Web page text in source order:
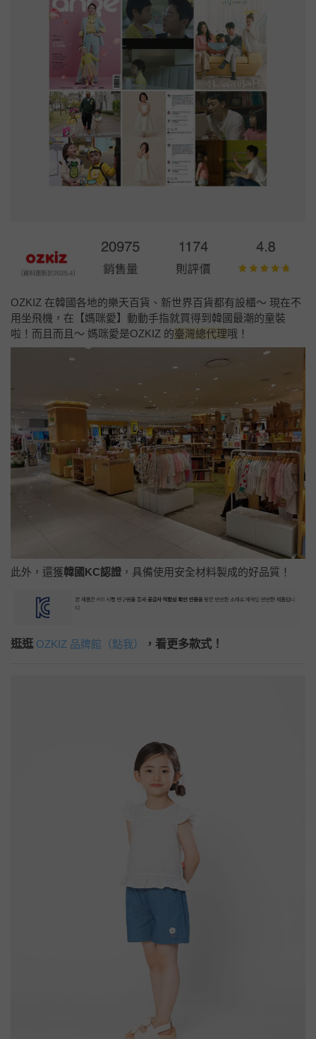
OZKIZ 在韓國各地的樂天百貨、新世界百貨都有設櫃～ 現在不
用坐飛機，在【媽咪愛】動動手指就買得到韓國最潮的童裝
啦！而且而且～ 媽咪愛是OZKIZ 的臺灣總代理哦！
此外，還獲韓國KC認證 ，具備使用安全材料製成的好品質！
逛逛 OZKIZ 品牌館（點我） ，看更多款式！